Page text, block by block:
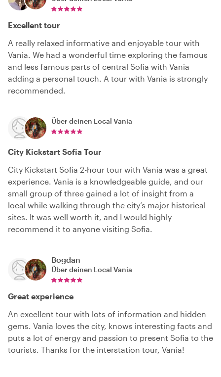
Excellent tour
A really relaxed informative and enjoyable tour with
Vania. We had a wonderful time exploring the famous
and less famous parts of central Sofia with Vania
adding a personal touch. A tour with Vania is strongly
recommended.
Über deinen Local Vania
City Kickstart Sofia Tour
City Kickstart Sofia 2-hour tour with Vania was a great
experience. Vania is a knowledgeable guide, and our
small group of three gained a lot of insight from a
local while walking through the city’s major historical
sites. It was well worth it, and I would highly
recommend it to anyone visiting Sofia.
Bogdan
Über deinen Local Vania
Great experience
An excellent tour with lots of information and hidden
gems. Vania loves the city, knows interesting facts and
puts a lot of energy and passion to present Sofia to the
tourists. Thanks for the interstation tour, Vania!